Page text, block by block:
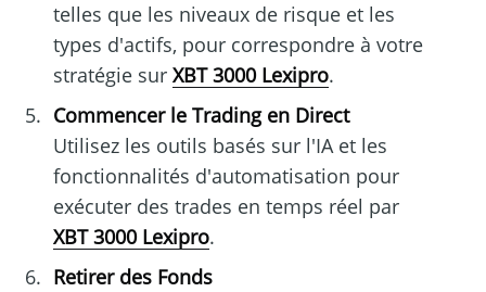
telles que les niveaux de risque et les
types d'actifs, pour correspondre à votre
stratégie sur XBT 3000 Lexipro.
Commencer le Trading en Direct
Utilisez les outils basés sur l'IA et les
fonctionnalités d'automatisation pour
exécuter des trades en temps réel par
XBT 3000 Lexipro.
Retirer des Fonds